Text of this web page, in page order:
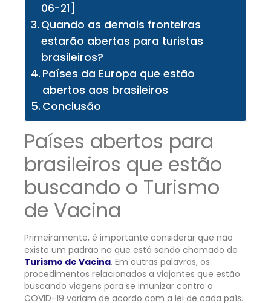
06-21]
Quando as demais fronteiras
estarão abertas para turistas
brasileiros?
Países da Europa que estão
abertos aos brasileiros
Conclusão
Países abertos para
brasileiros que estão
buscando o Turismo
de Vacina
Primeiramente, é importante considerar que não
existe um padrão no que está sendo chamado de
Turismo de Vacina. Em outras palavras, os
procedimentos relacionados a viajantes que estão
buscando viagens para se imunizar contra a
COVID-19 variam de acordo com a lei de cada país.